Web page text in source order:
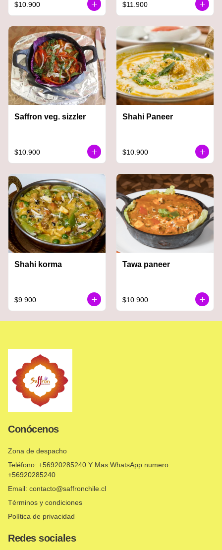
$10.900 $11.900
Saffron veg. sizzler
$10.900
Shahi Paneer
$10.900
Shahi korma
$9.900
Tawa paneer
$10.900
Conócenos
Zona de despacho
Teléfono: +56920285240 Y Mas WhatsApp numero
+56920285240
Email: contacto@saffronchile.cl
Términos y condiciones
Política de privacidad
Redes sociales